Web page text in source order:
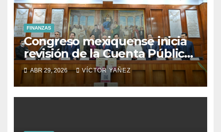
FINANZAS
Congreso mexiquense inicia
revisión de la Cuenta Pública
2025
ABR 29, 2026 VÍCTOR YAÑEZ